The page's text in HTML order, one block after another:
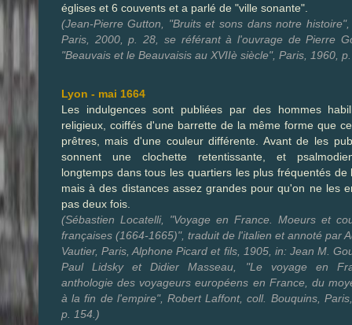
églises et 6 couvents et a parlé de "ville sonante".
(Jean-Pierre Gutton, "Bruits et sons dans notre histoire",
Paris, 2000, p. 28, se référant à l'ouvrage de Pierre
"Beauvais et le Beauvaisis au XVIIè siècle", Paris, 1960,
Lyon - mai 1664
Les indulgences sont publiées par des hommes
religieux, coiffés d'une barrette de la même forme que
prêtres, mais d'une couleur différente. Avant de les
sonnent une clochette retentissante, et
longtemps dans tous les quartiers les plus fréquentés de
mais à des distances assez grandes pour qu'on ne les
pas deux fois.
(Sébastien Locatelli, "Voyage en France. Moeurs et
françaises (1664-1665)", traduit de l'italien et annoté par
Vautier, Paris, Alphone Picard et fils, 1905, in: Jean M.
Paul Lidsky et Didier Masseau, "Le voyage en
anthologie des voyageurs européens en France, du
à la fin de l'empire", Robert Laffont, coll. Bouquins,
p. 154.)